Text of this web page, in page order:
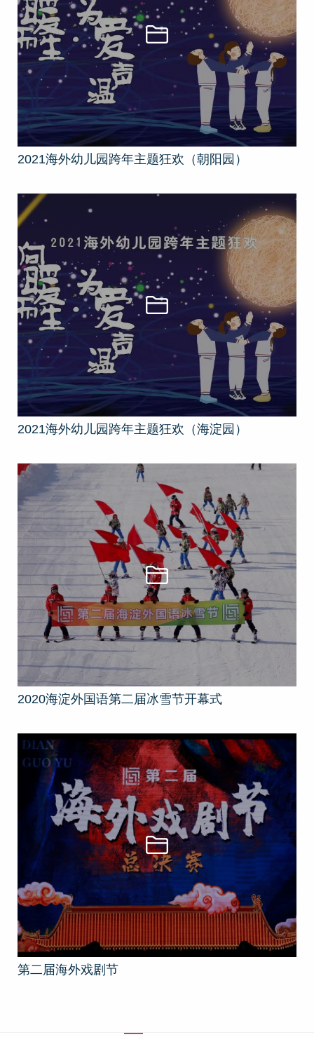
2021海外幼儿园跨年主题狂欢（朝阳园）
2021海外幼儿园跨年主题狂欢（海淀园）
2020海淀外国语第二届冰雪节开幕式
第二届海外戏剧节